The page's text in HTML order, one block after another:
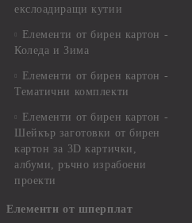
екслоадиращи кутии
Елементи от бирен картон -
Коледа и Зима
Елементи от бирен картон -
Тематични комплекти
Елементи от бирен картон -
Шейкър заготовки от бирен
картон за 3D картички,
албуми, ръчно израбоени
проекти
Елементи от шперплат